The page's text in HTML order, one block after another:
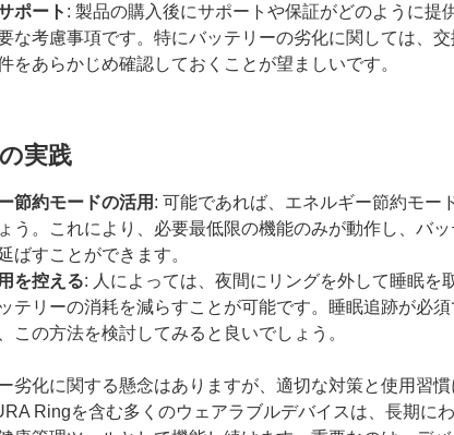
ポート : 製品の購入後にサポートや保証がどのように提
な考慮事項です。特にバッテリーの劣化に関しては、
をあらかじめ確認しておくことが望ましいです。
実践
節約モードの活用 : 可能であれば、エネルギー節約モー
う。これにより、必要最低限の機能のみが動作し、バッ
ばすことができます。
を控える: 人によっては、夜間にリングを外して睡眠を
テリーの消耗を減らすことが可能です。睡眠追跡が必須
この方法を検討してみると良いでしょう。
劣化に関する懸念はありますが、適切な対策と使用習慣
Ringを含む多くのウェアラブルデバイスは、長期に